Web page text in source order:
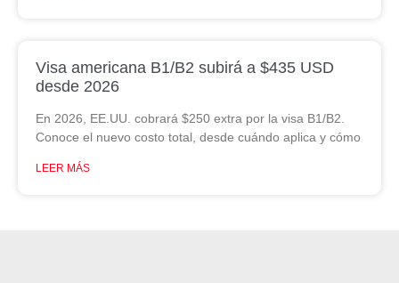
Visa americana B1/B2 subirá a $435 USD
desde 2026
En 2026, EE.UU. cobrará $250 extra por la visa B1/B2.
Conoce el nuevo costo total, desde cuándo aplica y cómo
LEER MÁS